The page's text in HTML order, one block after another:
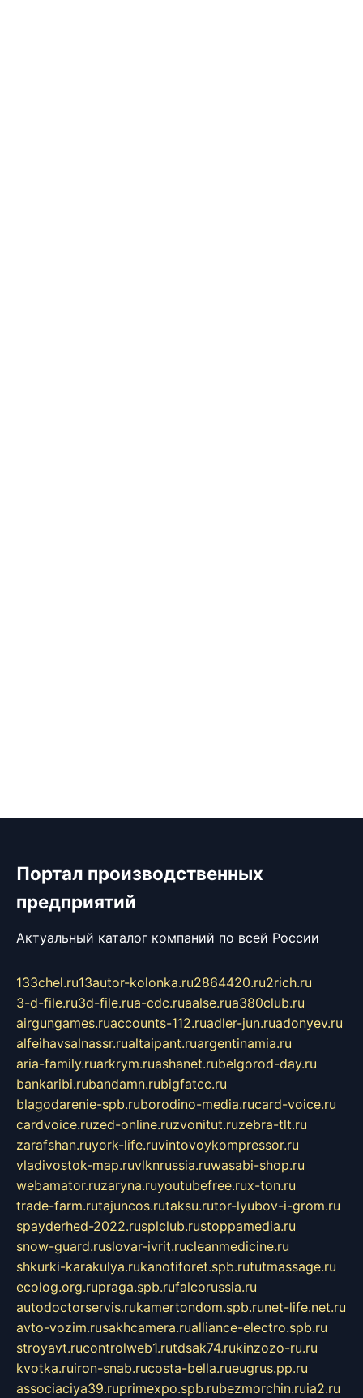
Портал производственных
предприятий
Актуальный каталог компаний по всей России
133chel.ru13autor-kolonka.ru2864420.ru2rich.ru
3-d-file.ru3d-file.rua-cdc.ruaalse.rua380club.ru
airgungames.ruaccounts-112.ruadler-jun.ruadonyev.ru
alfeihavsalnassr.rualtaipant.ruargentinamia.ru
aria-family.ruarkrym.ruashanet.rubelgorod-day.ru
bankaribi.rubandamn.rubigfatcc.ru
blagodarenie-spb.ruborodino-media.rucard-voice.ru
cardvoice.ruzed-online.ruzvonitut.ruzebra-tlt.ru
zarafshan.ruyork-life.ruvintovoykompressor.ru
vladivostok-map.ruvlknrussia.ruwasabi-shop.ru
webamator.ruzaryna.ruyoutubefree.rux-ton.ru
trade-farm.rutajuncos.rutaksu.rutor-lyubov-i-grom.ru
spayderhed-2022.rusplclub.rustoppamedia.ru
snow-guard.ruslovar-ivrit.rucleanmedicine.ru
shkurki-karakulya.rukanotiforet.spb.rututmassage.ru
ecolog.org.rupraga.spb.rufalcorussia.ru
autodoctorservis.rukamertondom.spb.runet-life.net.ru
avto-vozim.rusakhcamera.rualliance-electro.spb.ru
stroyavt.rucontrolweb1.rutdsak74.rukinzozo-ru.ru
kvotka.ruiron-snab.rucosta-bella.rueugrus.pp.ru
associaciya39.ruprimexpo.spb.rubezmorchin.ruia2.ru